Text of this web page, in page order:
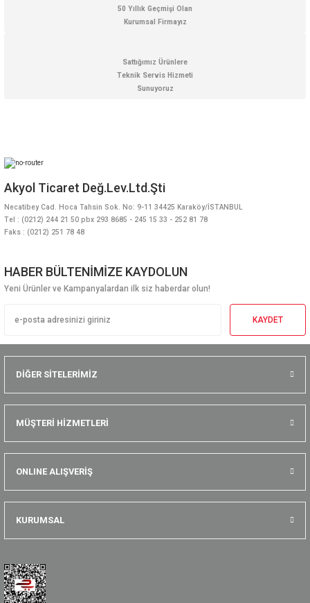
50 Yıllık Geçmişi Olan
Kurumsal Firmayız
Sattığımız Ürünlere
Teknik Servis Hizmeti
Sunuyoruz
Akyol Ticaret Değ.Lev.Ltd.Şti
Necatibey Cad. Hoca Tahsin Sok. No: 9-11 34425 Karaköy/İSTANBUL
Tel : (0212) 244 21 50 pbx 293 8685 - 245 15 33 - 252 81 78
Faks : (0212) 251 78 48
HABER BÜLTENİMİZE KAYDOLUN
Yeni Ürünler ve Kampanyalardan ilk siz haberdar olun!
KAYDET
DİĞER SİTELERİMİZ
MÜŞTERİ HİZMETLERİ
ONLINE ALIŞVERİŞ
KURUMSAL